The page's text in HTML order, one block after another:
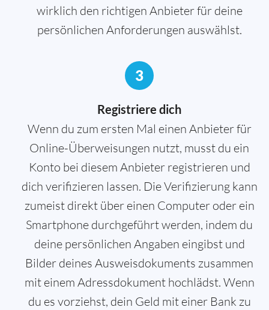
wirklich den richtigen Anbieter für deine
persönlichen Anforderungen auswählst.
3
Registriere dich
Wenn du zum ersten Mal einen Anbieter für
Online-Überweisungen nutzt, musst du ein
Konto bei diesem Anbieter registrieren und
dich verifizieren lassen. Die Verifizierung kann
zumeist direkt über einen Computer oder ein
Smartphone durchgeführt werden, indem du
deine persönlichen Angaben eingibst und
Bilder deines Ausweisdokuments zusammen
mit einem Adressdokument hochlädst. Wenn
du es vorziehst, dein Geld mit einer Bank zu